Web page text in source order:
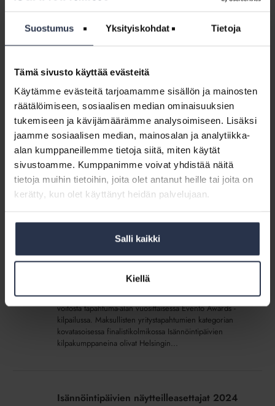
Suostumus Yksityiskohdat Tietoja
Tämä sivusto käyttää evästeitä
Käytämme evästeitä tarjoamamme sisällön ja mainosten
räätälöimiseen, sosiaalisen median ominaisuuksien
tukemiseen ja kävijämäärämme analysoimiseen. Lisäksi
jaamme sosiaalisen median, mainosalan ja analytiikka-
alan kumppaneillemme tietoja siitä, miten käytät
sivustoamme. Kumppanimme voivat yhdistää näitä
tietoja muihin tietoihin, joita olet antanut heille tai joita on
kerätty, kun olet käyttänyt heidän palvelujaan.
Salli kaikki
Kiellä
mukana olleet yritykset löydät täältä. Vuoden 2024
Isännöintipäivien näyttelyssä mukana olleet yritykset
löydät täältä.
Isännöintipäivät
Isännöintipäivät
Ilmoittautuminen Isännöintipäiville 2026 on käynnissä!
Isännöintipäivät 2026 Lahdessa Isännöintipäiviä vietetään
16.-17.9.2026 Lahden Messukeskuksessa. Iltajuhlaa
vietämme Sibeliustalolla. Ilmoittaudu mukaan 1.9.2026
mennessä! Isännöintipäivät on kiinteistöalan
ykköstapahtuma, joka...
Isännöintipäivät
Evento
kilpailun
Isännöintipäivät 2024 kovatasoisessa
Evento Awards -kilpailun finaalissa
Isännöintiliiton juhlavuoden kunniaksi järjestetyt
Tampereen Isännöintipäivät 2024 kilpaili oman sarjansa
voitosta tapahtuma-alan vuosittaisessa Evento Awards -
kilpailussa. Maksullisten yritystapahtumien kategorian
kovatasoisessa finalistikolmikossa Isännöintipäivien
kilpakumppaneina olivat Helsingin...
Isännöintipäivien näytteilleasettajat 2024